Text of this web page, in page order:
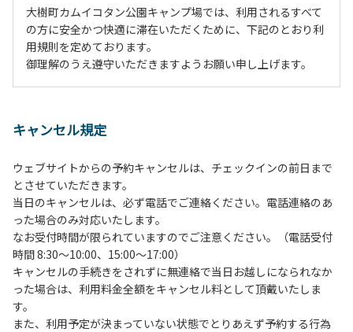
大樹町カムイコタン公園キャンプ場では、利用されるすべて
の方に安全かつ快適に滞在いただくために、下記のとおり利
用規則を定めております。
御理解のうえ遵守いただきますようお願い申し上げます。
２、中学生以下だけでの利用はできません。高校生以上の方
３、テントサイト（多目的広場を含む。）の使用は、事前に
予約いただいた方のみで、連泊の方を除き、正午からです。
基本的に、テント1張りにつき1区画の予約をお願いします。
管理棟にてチェックインの手続きを行ってください。午後3
時前にお越しの方は、午後3時になりましたら管理棟にて手
続きを行ってください。午後5時過ぎにお越しの方は、翌朝
手続きを行ってください。
４、車両は、荷物の積み下ろし時以外は、駐車場にとめてく
ださい。
５、チェックアウトは、午前10時まで（日帰り使用の場合は
キャンセル規定
ウェブサイトからの予約キャンセルは、チェックインの前日まで
とさせていただきます。
当日のキャンセルは、必ず電話でご連絡ください。電話連絡のあ
った場合のみ対応いたします。
なお受付時間が限られていますのでご注意ください。（電話受付
時間 8:30～10:00、15:00～17:00）
キャンセルの手続きをされずに無連絡で当日お越しになられなか
った場合は、利用料金全額をキャンセル料として頂戴いたしま
す。
また、利用予定が決まっていない状態でとりあえず予約する行為